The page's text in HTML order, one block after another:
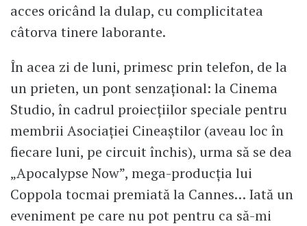
acces oricând la dulap, cu complicitatea
câtorva tinere laborante.
În acea zi de luni, primesc prin telefon, de la
un prieten, un pont senzațional: la Cinema
Studio, în cadrul proiecțiilor speciale pentru
membrii Asociației Cineaștilor (aveau loc în
fiecare luni, pe circuit închis), urma să se dea
„Apocalypse Now”, mega-producția lui
Coppola tocmai premiată la Cannes… Iată un
eveniment pe care nu pot pentru ca să-mi